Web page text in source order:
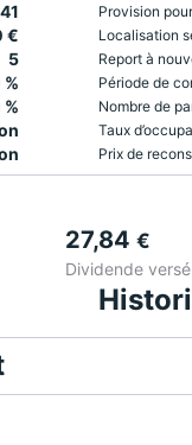
€
5
%
Provision
Localisation
Report à
Période de
Nombre de
Taux
Prix de
27,84€
Dividende